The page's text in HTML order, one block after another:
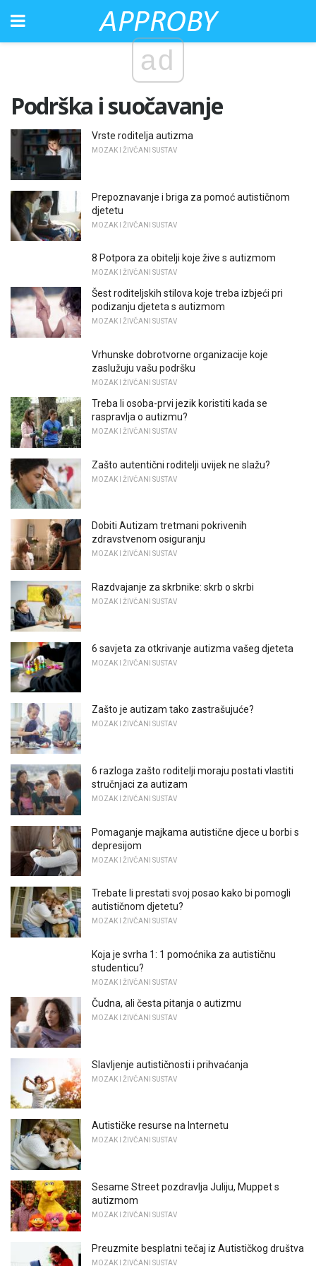
ad
Podrška i suočavanje
Vrste roditelja autizma
MOZAK I ŽIVČANI SUSTAV
Prepoznavanje i briga za pomoć autističnom
djetetu
MOZAK I ŽIVČANI SUSTAV
8 Potpora za obitelji koje žive s autizmom
MOZAK I ŽIVČANI SUSTAV
Šest roditeljskih stilova koje treba izbjeći pri
podizanju djeteta s autizmom
MOZAK I ŽIVČANI SUSTAV
Vrhunske dobrotvorne organizacije koje
zaslužuju vašu podršku
MOZAK I ŽIVČANI SUSTAV
Treba li osoba-prvi jezik koristiti kada se
raspravlja o autizmu?
MOZAK I ŽIVČANI SUSTAV
Zašto autentični roditelji uvijek ne slažu?
MOZAK I ŽIVČANI SUSTAV
Dobiti Autizam tretmani pokrivenih
zdravstvenom osiguranju
MOZAK I ŽIVČANI SUSTAV
Razdvajanje za skrbnike: skrb o skrbi
MOZAK I ŽIVČANI SUSTAV
6 savjeta za otkrivanje autizma vašeg djeteta
MOZAK I ŽIVČANI SUSTAV
Zašto je autizam tako zastrašujuće?
MOZAK I ŽIVČANI SUSTAV
6 razloga zašto roditelji moraju postati vlastiti
stručnjaci za autizam
MOZAK I ŽIVČANI SUSTAV
Pomaganje majkama autistične djece u borbi s
depresijom
MOZAK I ŽIVČANI SUSTAV
Trebate li prestati svoj posao kako bi pomogli
autističnom djetetu?
MOZAK I ŽIVČANI SUSTAV
Koja je svrha 1: 1 pomoćnika za autističnu
studenticu?
MOZAK I ŽIVČANI SUSTAV
Čudna, ali česta pitanja o autizmu
MOZAK I ŽIVČANI SUSTAV
Slavljenje autističnosti i prihvaćanja
MOZAK I ŽIVČANI SUSTAV
Autističke resurse na Internetu
MOZAK I ŽIVČANI SUSTAV
Sesame Street pozdravlja Juliju, Muppet s
autizmom
MOZAK I ŽIVČANI SUSTAV
Preuzmite besplatni tečaj iz Autističkog društva
MOZAK I ŽIVČANI SUSTAV